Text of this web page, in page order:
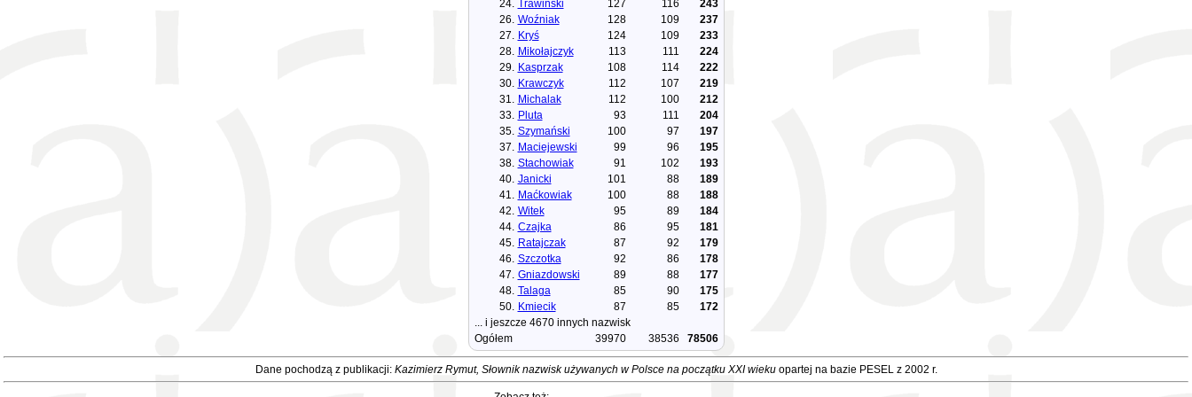
24. Trawiński 127 116
243
26. Woźniak 128 109
237
27. Kryś 124 109
233
28. Mikołajczyk 113 111
224
29. Kasprzak 108 114
222
30. Krawczyk 112 107
219
31. Michalak 112 100
212
33. Pluta 93 111
204
35. Szymański 100 97
197
37. Maciejewski 99 96
195
38. Stachowiak 91 102
193
40. Janicki 101 88
189
41. Maćkowiak 100 88
188
42. Witek 95 89
184
44. Czajka 86 95
181
45. Ratajczak 87 92
179
46. Szczotka 92 86
178
47. Gniazdowski 89 88
177
48. Talaga 85 90
175
50. Kmiecik 87 85
172
... i jeszcze 4670 innych nazwisk
Ogółem
39970 38536 78506
Dane pochodzą z publikacji: Kazimierz Rymut, Słownik nazwisk używanych w Polsce na początku XXI wiekuopartej na bazie PESEL z 2002 r.